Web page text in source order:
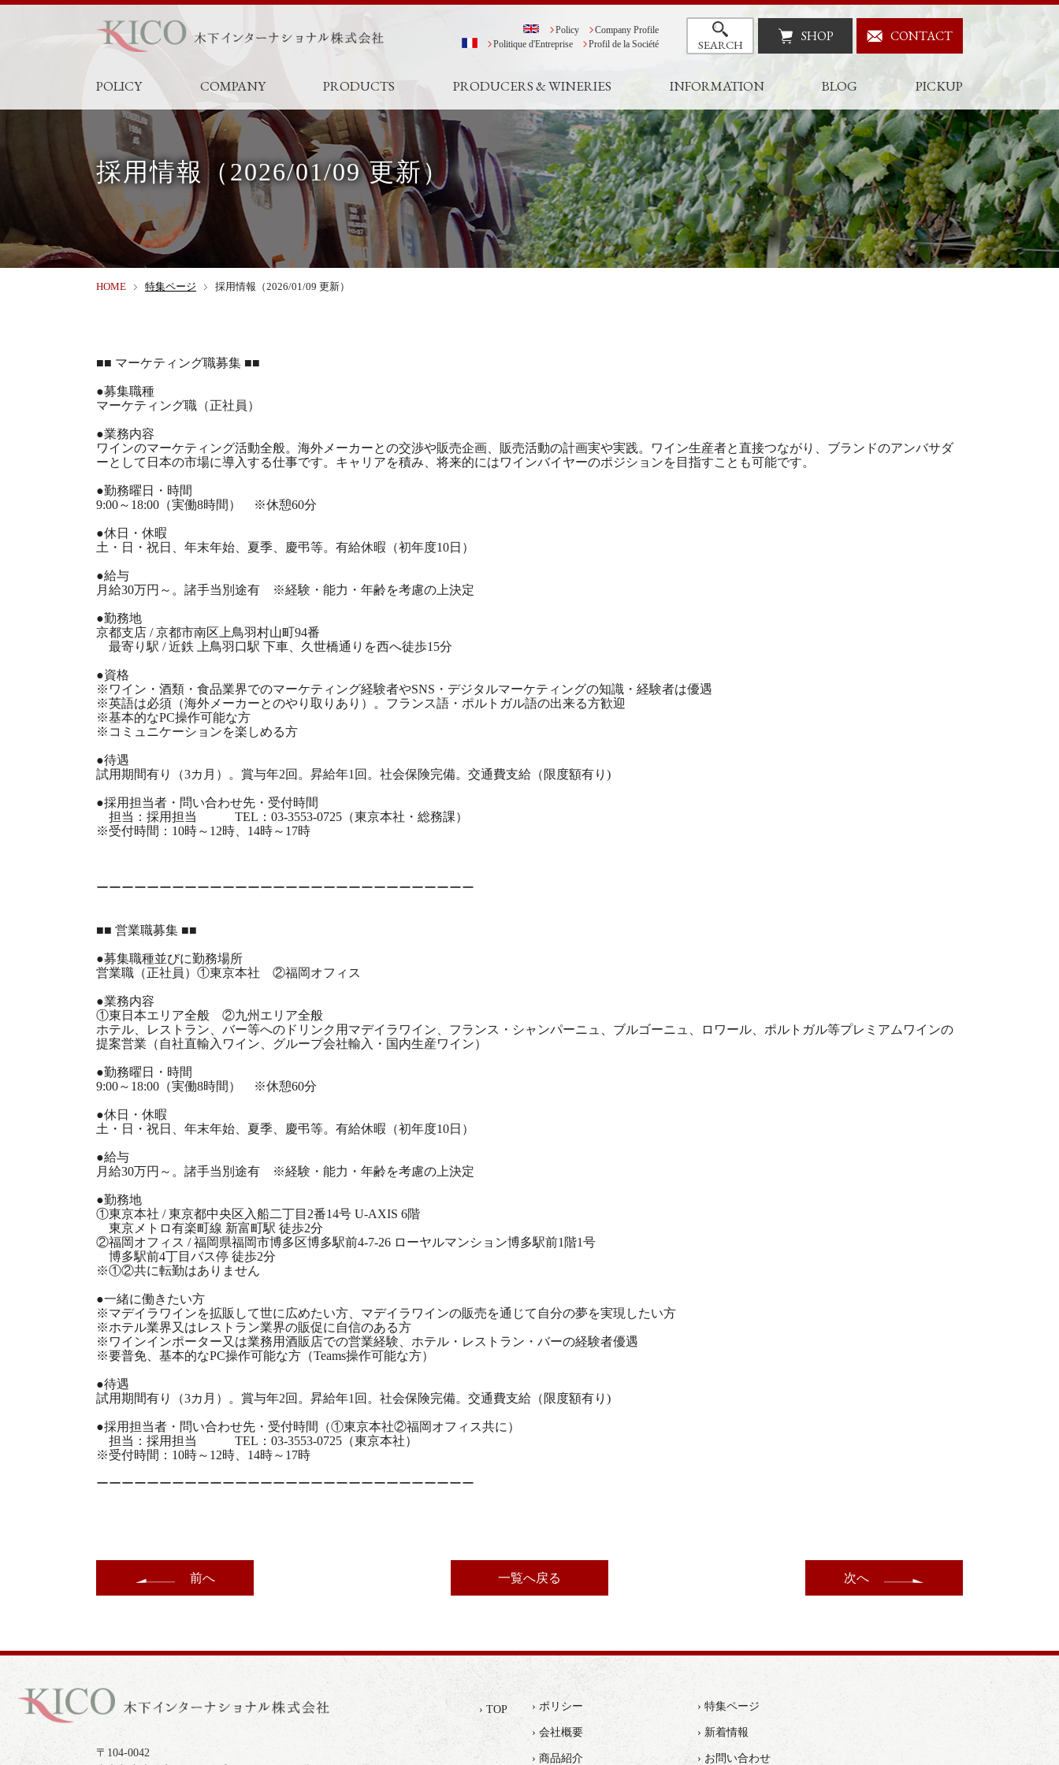
Policy
Company Profile
Politique d'Entreprise
Profil de la Société SEARCH SHOP CONTACT
POLICY COMPANY PRODUCTS PRODUCERS & WINERIES INFORMATION BLOG PICKUP
採用情報（2026/01/09 更新）
HOME 特集ページ 採用情報（2026/01/09 更新）
■■ マーケティング職募集 ■■
●募集職種
マーケティング職（正社員）
●業務内容
ワインのマーケティング活動全般。海外メーカーとの交渉や販売企画、販売活動の計画実や実践。ワイン生産者と直接つながり、ブランドのアンバサダ
ーとして日本の市場に導入する仕事です。キャリアを積み、将来的にはワインバイヤーのポジションを目指すことも可能です。
●勤務曜日・時間
9:00～18:00（実働8時間） ※休憩60分
●休日・休暇
土・日・祝日、年末年始、夏季、慶弔等。有給休暇（初年度10日）
●給与
月給30万円～。諸手当別途有 ※経験・能力・年齢を考慮の上決定
●勤務地
京都支店 / 京都市南区上鳥羽村山町94番
最寄り駅 / 近鉄 上鳥羽口駅 下車、久世橋通りを西へ徒歩15分
●資格
※ワイン・酒類・食品業界でのマーケティング経験者やSNS・デジタルマーケティングの知識・経験者は優遇
※英語は必須（海外メーカーとのやり取りあり）。フランス語・ポルトガル語の出来る方歓迎
※基本的なPC操作可能な方
※コミュニケーションを楽しめる方
●待遇
試用期間有り（3カ月）。賞与年2回。昇給年1回。社会保険完備。交通費支給（限度額有り)
●採用担当者・問い合わせ先・受付時間
担当：採用担当 TEL：03-3553-0725（東京本社・総務課）
※受付時間：10時～12時、14時～17時
ーーーーーーーーーーーーーーーーーーーーーーーーーーーーーー
■■ 営業職募集 ■■
●募集職種並びに勤務場所
営業職（正社員）①東京本社 ②福岡オフィス
●業務内容
①東日本エリア全般 ②九州エリア全般
ホテル、レストラン、バー等へのドリンク用マデイラワイン、フランス・シャンパーニュ、ブルゴーニュ、ロワール、ポルトガル等プレミアムワインの
提案営業（自社直輸入ワイン、グループ会社輸入・国内生産ワイン）
●勤務曜日・時間
9:00～18:00（実働8時間） ※休憩60分
●休日・休暇
土・日・祝日、年末年始、夏季、慶弔等。有給休暇（初年度10日）
●給与
月給30万円～。諸手当別途有 ※経験・能力・年齢を考慮の上決定
●勤務地
①東京本社 / 東京都中央区入船二丁目2番14号 U-AXIS 6階
東京メトロ有楽町線 新富町駅 徒歩2分
②福岡オフィス / 福岡県福岡市博多区博多駅前4-7-26 ローヤルマンション博多駅前1階1号
博多駅前4丁目バス停 徒歩2分
※①②共に転勤はありません
●一緒に働きたい方
※マデイラワインを拡販して世に広めたい方、マデイラワインの販売を通じて自分の夢を実現したい方
※ホテル業界又はレストラン業界の販促に自信のある方
※ワインインポーター又は業務用酒販店での営業経験、ホテル・レストラン・バーの経験者優遇
※要普免、基本的なPC操作可能な方（Teams操作可能な方）
●待遇
試用期間有り（3カ月）。賞与年2回。昇給年1回。社会保険完備。交通費支給（限度額有り)
●採用担当者・問い合わせ先・受付時間（①東京本社②福岡オフィス共に）
担当：採用担当 TEL：03-3553-0725（東京本社）
※受付時間：10時～12時、14時～17時
ーーーーーーーーーーーーーーーーーーーーーーーーーーーーーー
前へ 一覧へ戻る 次へ
〒104-0042
› TOP › ポリシー › 特集ページ
› 会社概要 › 新着情報
› 商品紹介 › お問い合わせ